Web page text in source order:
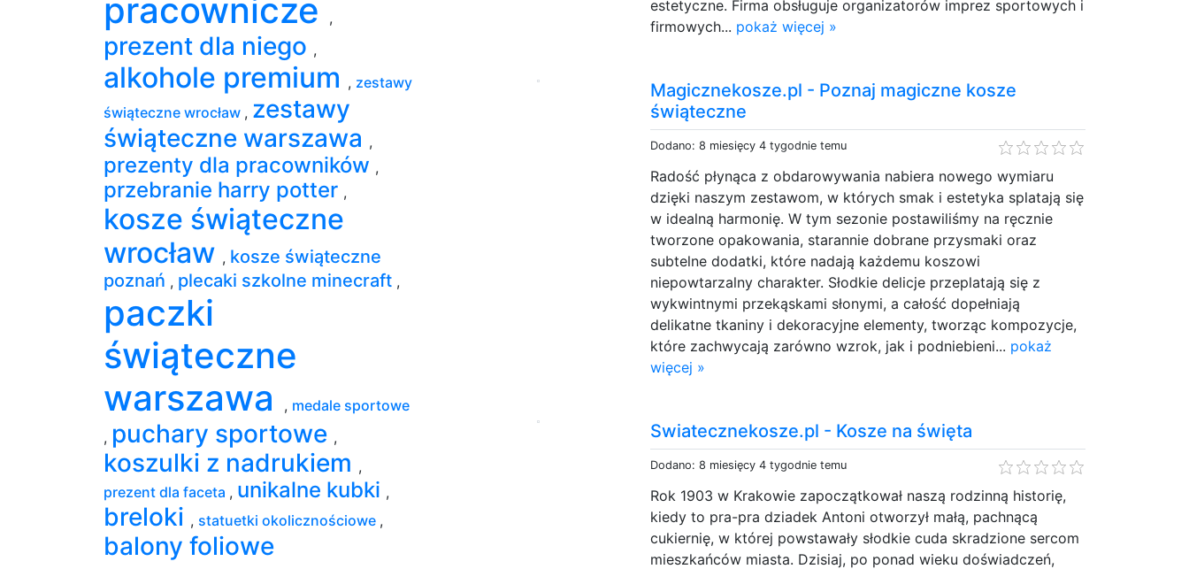
estetyczne. Firma obsługuje organizatorów imprez sportowych i
firmowych... pokaż więcej »
Magicznekosze.pl - Poznaj magiczne kosze
świąteczne
Dodano: 8 miesięcy 4 tygodnie temu
Radość płynąca z obdarowywania nabiera nowego wymiaru
dzięki naszym zestawom, w których smak i estetyka splatają się
w idealną harmonię. W tym sezonie postawiliśmy na ręcznie
tworzone opakowania, starannie dobrane przysmaki oraz
subtelne dodatki, które nadają każdemu koszowi
niepowtarzalny charakter. Słodkie delicje przeplatają się z
wykwintnymi przekąskami słonymi, a całość dopełniają
delikatne tkaniny i dekoracyjne elementy, tworząc kompozycje,
które zachwycają zarówno wzrok, jak i podniebieni... pokaż
więcej »
Swiatecznekosze.pl - Kosze na święta
Dodano: 8 miesięcy 4 tygodnie temu
Rok 1903 w Krakowie zapoczątkował naszą rodzinną historię,
kiedy to pra-pra dziadek Antoni otworzył małą, pachnącą
cukiernię, w której powstawały słodkie cuda skradzione sercom
mieszkańców miasta. Dzisiaj, po ponad wieku doświadczeń,
pracownicze
,
prezent dla niego ,
alkohole premium , zestawy
świąteczne wrocław , zestawy
świąteczne warszawa ,
prezenty dla pracowników ,
przebranie harry potter ,
kosze świąteczne
wrocław , kosze świąteczne
poznań , plecaki szkolne minecraft ,
paczki
świąteczne
warszawa
, medale sportowe
, puchary sportowe ,
koszulki z nadrukiem ,
prezent dla faceta , unikalne kubki ,
breloki , statuetki okolicznościowe ,
balony foliowe